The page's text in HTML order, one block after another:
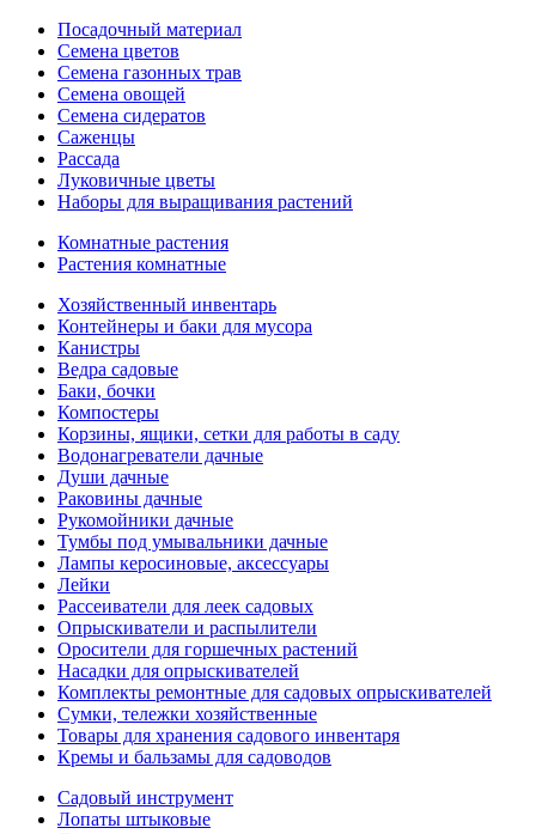
Посадочный материал
Семена цветов
Семена газонных трав
Семена овощей
Семена сидератов
Саженцы
Рассада
Луковичные цветы
Наборы для выращивания растений
Комнатные растения
Растения комнатные
Хозяйственный инвентарь
Контейнеры и баки для мусора
Канистры
Ведра садовые
Баки, бочки
Компостеры
Корзины, ящики, сетки для работы в саду
Водонагреватели дачные
Души дачные
Раковины дачные
Рукомойники дачные
Тумбы под умывальники дачные
Лампы керосиновые, аксессуары
Лейки
Рассеиватели для леек садовых
Опрыскиватели и распылители
Оросители для горшечных растений
Насадки для опрыскивателей
Комплекты ремонтные для садовых опрыскивателей
Сумки, тележки хозяйственные
Товары для хранения садового инвентаря
Кремы и бальзамы для садоводов
Садовый инструмент
Лопаты штыковые